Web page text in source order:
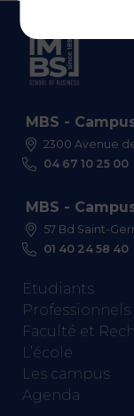
MBS -
2300 Avenue
04 67 10 25 00
MBS -
57 Bd Saint-
01 40 24 58 40
Etudiants
Professionnels
Faculté et
L’école
Les campus
Agenda